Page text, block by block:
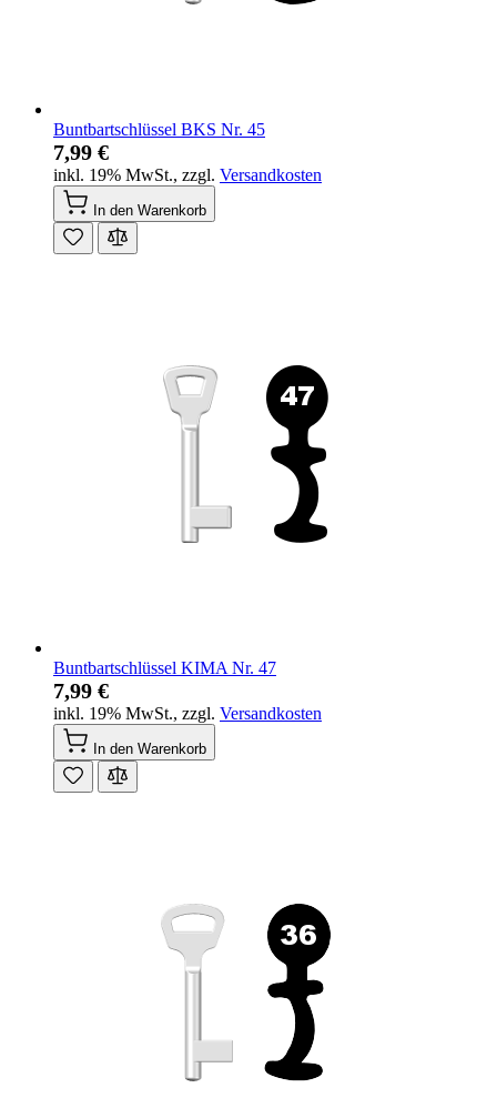
Buntbartschlüssel BKS Nr. 45
7,99 €
inkl. 19% MwSt., zzgl. Versandkosten
In den Warenkorb
Buntbartschlüssel KIMA Nr. 47
7,99 €
inkl. 19% MwSt., zzgl. Versandkosten
In den Warenkorb